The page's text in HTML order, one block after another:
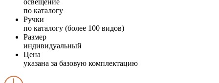
по каталогу
Ручки
по каталогу (более 100 видов)
Размер
индивидуальный
Цена
указана за базовую комплектацию